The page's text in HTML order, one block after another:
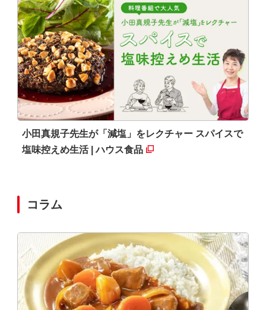
小田真規子先生が「減塩」をレクチャー スパイスで
塩味控えめ生活 | ハウス食品
コラム